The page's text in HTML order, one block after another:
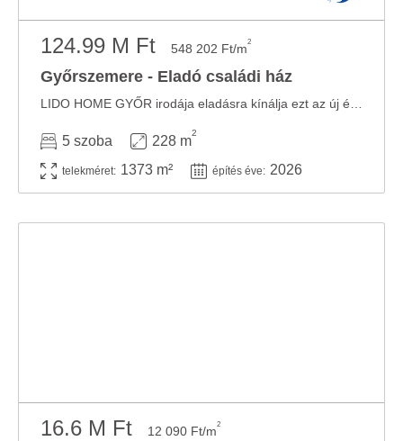
124.99 M Ft 548 202 Ft/m2
Győrszemere - Eladó családi ház
5 szoba 228 m
2
telekméret: 1373 m² építés éve: 2026
16.6 M Ft 12 090 Ft/m2